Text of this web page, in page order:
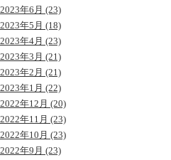
2023年6月 (23)
2023年5月 (18)
2023年4月 (23)
2023年3月 (21)
2023年2月 (21)
2023年1月 (22)
2022年12月 (20)
2022年11月 (23)
2022年10月 (23)
2022年9月 (23)